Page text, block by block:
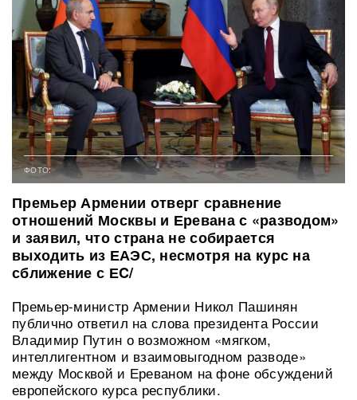
ФОТО:
Премьер Армении отверг сравнение
отношений Москвы и Еревана с «разводом»
и заявил, что страна не собирается
выходить из ЕАЭС, несмотря на курс на
сближение с ЕC/
Премьер-министр Армении Никол Пашинян
публично ответил на слова президента России
Владимир Путин о возможном «мягком,
интеллигентном и взаимовыгодном разводе»
между Москвой и Ереваном на фоне обсуждений
европейского курса республики.